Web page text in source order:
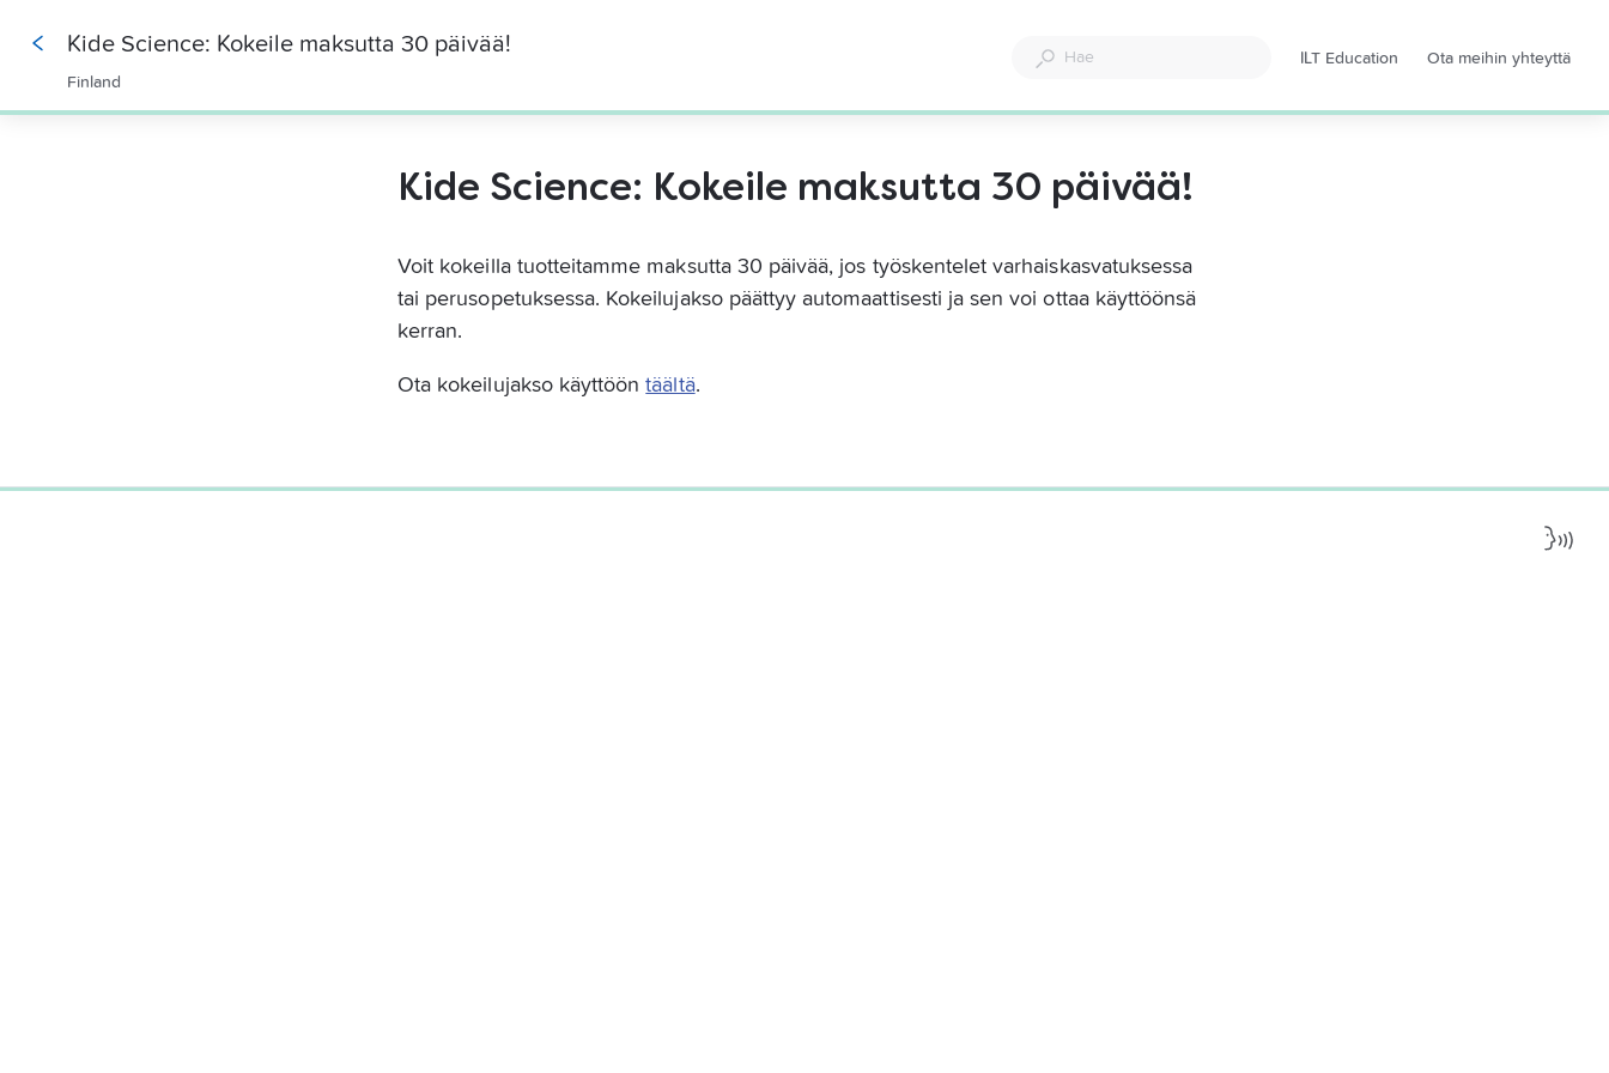
0%
Kide Science: Kokeile maksutta 30 päivää!
Finland
ILT Education
Avaa
Ota meihin yhteyttä
Kide Science: Kokeile maksutta 30 päivää!
Voit kokeilla tuotteitamme maksutta 30 päivää, jos työskentelet varhaiskasvatuksessa
tai perusopetuksessa. Kokeilujakso päättyy automaattisesti ja sen voi ottaa käyttöönsä
kerran.
Ota kokeilujakso käyttöön täältä.
0%